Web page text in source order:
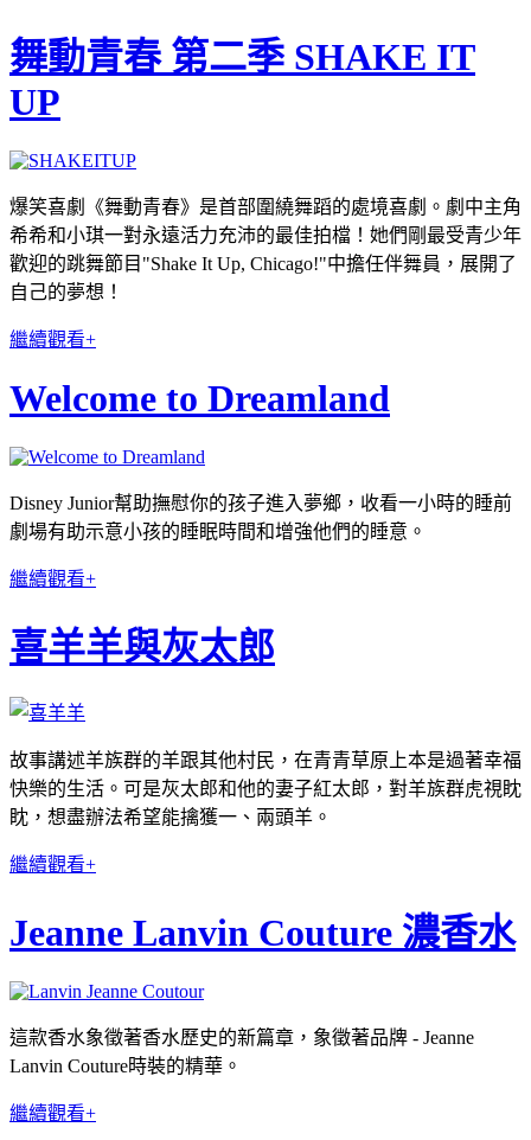
舞動青春 第二季 SHAKE IT
UP
爆笑喜劇《舞動青春》是首部圍繞舞蹈的處境喜劇。劇中主角
希希和小琪一對永遠活力充沛的最佳拍檔！她們剛最受青少年
歡迎的跳舞節目"Shake It Up, Chicago!"中擔任伴舞員，展開了
自己的夢想！
繼續觀看+
Welcome to Dreamland
Disney Junior幫助撫慰你的孩子進入夢鄉，收看一小時的睡前
劇場有助示意小孩的睡眠時間和增強他們的睡意。
繼續觀看+
喜羊羊與灰太郎
故事講述羊族群的羊跟其他村民，在青青草原上本是過著幸福
快樂的生活。可是灰太郎和他的妻子紅太郎，對羊族群虎視眈
眈，想盡辦法希望能擒獲一、兩頭羊。
繼續觀看+
Jeanne Lanvin Couture 濃香水
這款香水象徵著香水歷史的新篇章，象徵著品牌 - Jeanne
Lanvin Couture時裝的精華。
繼續觀看+